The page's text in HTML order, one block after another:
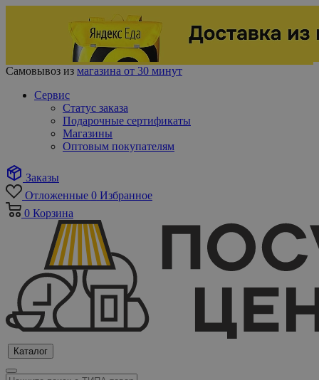
Самовывоз из магазина от 30 минут
Сервис
Статус заказа
Подарочные сертификаты
Магазины
Оптовым покупателям
Заказы
Отложенные 0 Избранное
0 Корзина
Каталог